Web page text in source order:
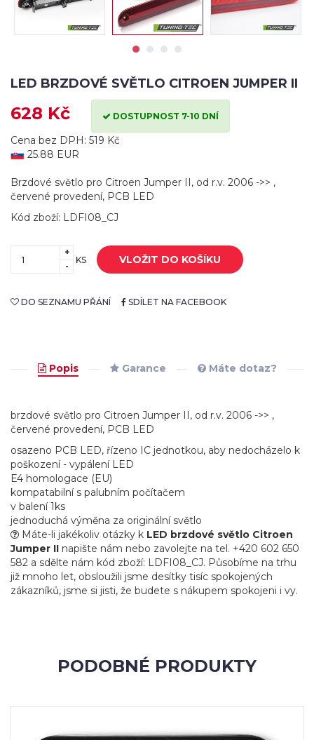
LED BRZDOVÉ SVĚTLO CITROEN JUMPER II
628 Kč DOSTUPNOST 7-10 DNÍ
Cena bez DPH: 519 Kč
25.88 EUR
Brzdové světlo pro Citroen Jumper II, od r.v. 2006 ->> ,
červené provedení, PCB LED
Kód zboží: LDFI08_CJ
+
-
KS VLOŽIT DO KOŠÍKU
DO SEZNAMU PŘÁNÍ SDÍLET NA FACEBOOK
Popis Garance Máte dotaz?
brzdové světlo pro Citroen Jumper II, od r.v. 2006 ->> ,
červené provedení, PCB LED
osazeno PCB LED, řízeno IC jednotkou, aby nedocházelo k
poškození - vypálení LED
E4 homologace (EU)
kompatabilní s palubním počítačem
v balení 1ks
jednoduchá výměna za originální světlo
Máte-li jakékoliv otázky k LED brzdové světlo Citroen
Jumper II napište nám nebo zavolejte na tel. +420 602 650
582 a sdělte nám kód zboží: LDFI08_CJ. Působíme na trhu
již mnoho let, obsloužili jsme desítky tisíc spokojených
zákazníků, jsme si jisti, že budete s nákupem spokojeni i vy.
PODOBNÉ PRODUKTY